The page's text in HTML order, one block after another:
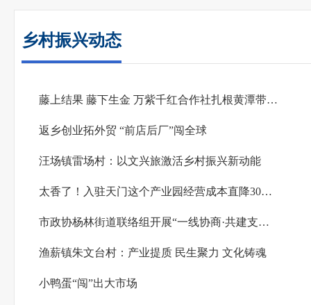
乡村振兴动态
藤上结果 藤下生金 万紫千红合作社扎根黄潭带农致富
返乡创业拓外贸 “前店后厂”闯全球
汪场镇雷场村：以文兴旅激活乡村振兴新动能
太香了！入驻天门这个产业园经营成本直降30%以上
市政协杨林街道联络组开展“一线协商·共建支点”活动
渔薪镇朱文台村：产业提质 民生聚力 文化铸魂
小鸭蛋“闯”出大市场